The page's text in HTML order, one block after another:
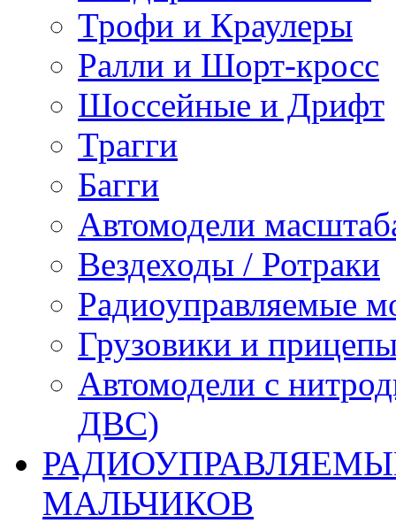
Трофи и Краулеры
Ралли и Шорт-кросс
Шоссейные и Дрифт
Трагги
Багги
Автомодели
Вездеходы / Ротраки
Радиоуправляемые
Грузовики и
Автомодели с
ДВС)
МАЛЬЧИКОВ